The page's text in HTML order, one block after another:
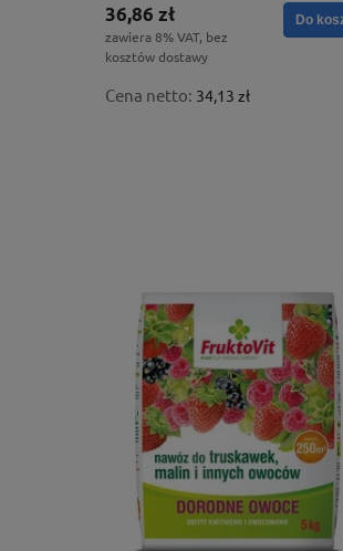
36,86 zł
zawiera 8% VAT, bez
kosztów dostawy
Cena netto: 34,13 zł
Do